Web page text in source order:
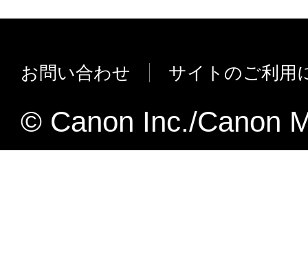
(3) お客様は、「本ソフトウエア」の全部
正、改変、リバース・エンジニアリング、
このような行為をさせてはなりません。
お問い合わせ サイトのご利用
© Canon Inc./Canon